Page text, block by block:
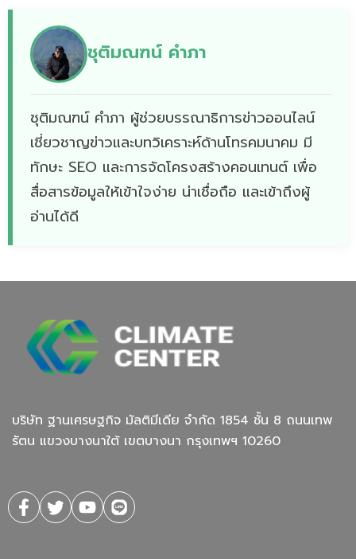
ชุติมณฑน์ คำภา
ชุติมณฑน์ คำภา ผู้ช่วยบรรณาธิการข่าวออนไลน์
เชี่ยวชาญข่าวและบทวิเคราะห์ด้านโทรคมนาคม มี
ทักษะ SEO และการจัดโครงสร้างคอนเทนต์ เพื่อ
สื่อสารข้อมูลให้เข้าใจง่าย น่าเชื่อถือ และเข้าถึงผู้
อ่านได้ดี
บริษัท ฐานเศรษฐกิจ มัลติมีเดีย จํากัด 1854 ชั้น 8 ถนนเทพ
รัตน แขวงบางนาใต้ เขตบางนา กรุงเทพฯ 10260